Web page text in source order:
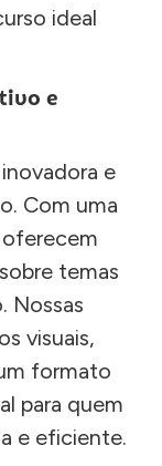
ideal
e
e
Com uma
oferecem
temas
Nossas
visuais,
formato
para quem
e eficiente.